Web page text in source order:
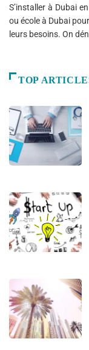
S’installer à Dubai
ou école à Dubai
leurs besoins. On
TOP